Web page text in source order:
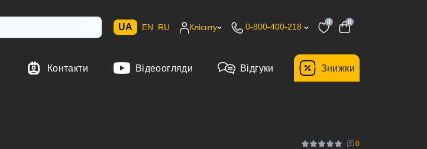
UA EN RU Клієнту 0-800-400-218
0 0
Контакти Відеоогляди Відгуки Знижки
0